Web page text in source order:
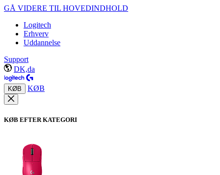
GÅ VIDERE TIL HOVEDINDHOLD
Logitech
Erhverv
Uddannelse
Support
DK,da
KØB KØB
KØB EFTER KATEGORI